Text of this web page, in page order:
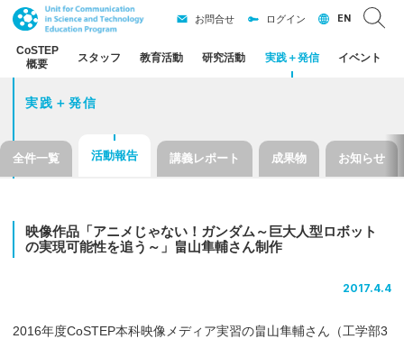
CoSTEP
概要
スタッフ 教育活動 研究活動 実践＋発信 イベント
お問合せ ログイン EN
実践＋発信
全件一覧 活動報告 講義レポート 成果物 お知らせ
映像作品 「アニメ じゃない！ ガンダム ～ 巨大人型ロボット
の実現可能性を追う ～」 畠山隼輔さん制作
2017.4.4
2016年度CoSTEP本科映像メディア実習の畠山隼輔さん（工学部3